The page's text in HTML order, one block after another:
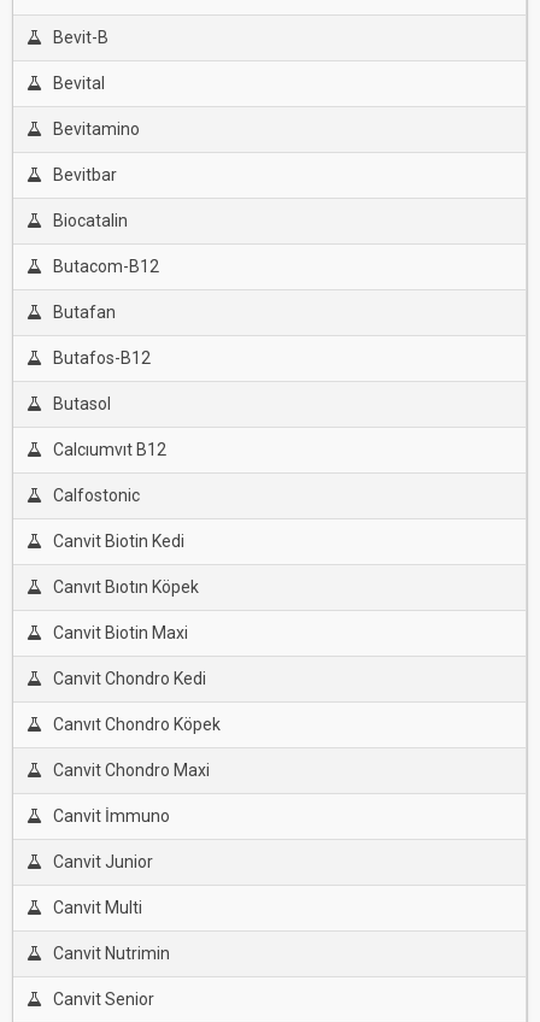
Bevit-B
Bevital
Bevitamino
Bevitbar
Biocatalin
Butacom-B12
Butafan
Butafos-B12
Butasol
Calcıumvıt B12
Calfostonic
Canvit Biotin Kedi
Canvıt Bıotın Köpek
Canvit Biotin Maxi
Canvit Chondro Kedi
Canvıt Chondro Köpek
Canvit Chondro Maxi
Canvit İmmuno
Canvit Junior
Canvit Multi
Canvit Nutrimin
Canvit Senior